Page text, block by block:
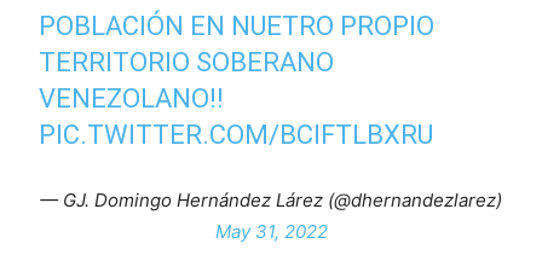
POBLACIÓN EN NUETRO PROPIO
TERRITORIO SOBERANO
VENEZOLANO!!
PIC.TWITTER.COM/BCIFTLBXRU
— GJ. Domingo Hernández Lárez (@dhernandezlarez)
May 31, 2022